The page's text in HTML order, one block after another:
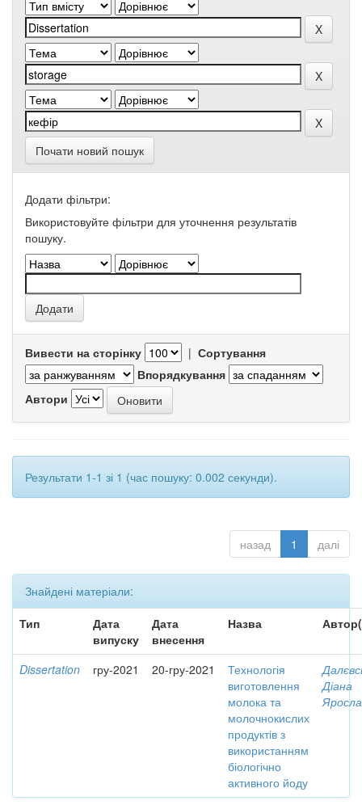
Почати новий пошук
Додати фільтри:
Використовуйте фільтри для уточнення результатів
пошуку.
Вивести на сторінку | Сортування
Впорядкування
Автори
Результати 1-1 зі 1 (час пошуку: 0.002 секунди).
назад 1 далі
Знайдені матеріали:
Тип
Дата
випуску
Дата
внесення
Назва
Dissertation гру-2021 20-гру-2021
Технологія
виготовлення
молока та
молочнокислих
продуктів з
використанням
біологічно
активного йоду
Діана